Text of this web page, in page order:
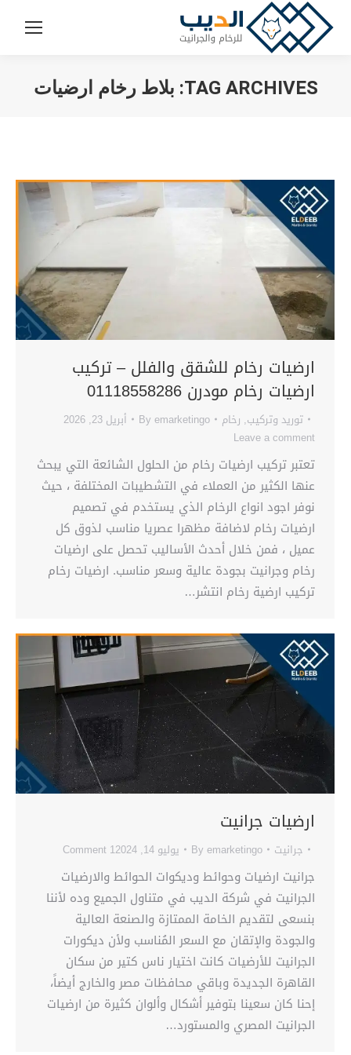
TAG ARCHIVES: بلاط رخام ارضيات
ارضيات رخام للشقق والفلل – تركيب
ارضيات رخام مودرن 01118558286
توريد وتركيب, رخام By emarketingo
أبريل 23, 2026
Leave a comment
تعتبر تركيب ارضيات رخام من الحلول الشائعة التي يبحث
عنها الكثير من العملاء في التشطيبات المختلفة ، حيث
نوفر اجود انواع الرخام الذي يستخدم في تصميم
ارضيات رخام لاضافة مظهرا عصريا مناسب لذوق كل
عميل ، فمن خلال أحدث الأساليب تحصل على ارضيات
رخام وجرانيت بجودة عالية وسعر مناسب. ارضيات رخام
تركيب ارضية رخام انتشر…
ارضيات جرانيت
جرانيت By emarketingo يوليو 14, 2024 1 Comment
جرانيت ارضيات وحوائط وديكوات الحوائط والارضيات
الجرانيت في شركة الديب في متناول الجميع وده لأننا
بنسعى لتقديم الخامة الممتازة والصنعة العالية
والجودة والإتقان مع السعر المُناسب ولأن ديكورات
الجرانيت للأرضيات كانت اختيار ناس كتير من سكان
القاهرة الجديدة وباقي محافظات مصر والخارج أيضاً،
إحنا كان سعينا بتوفير أشكال وألوان كثيرة من ارضيات
الجرانيت المصري والمستورد…